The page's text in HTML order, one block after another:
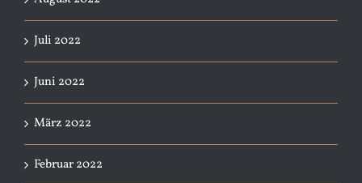
Juli 2022
Juni 2022
März 2022
Februar 2022